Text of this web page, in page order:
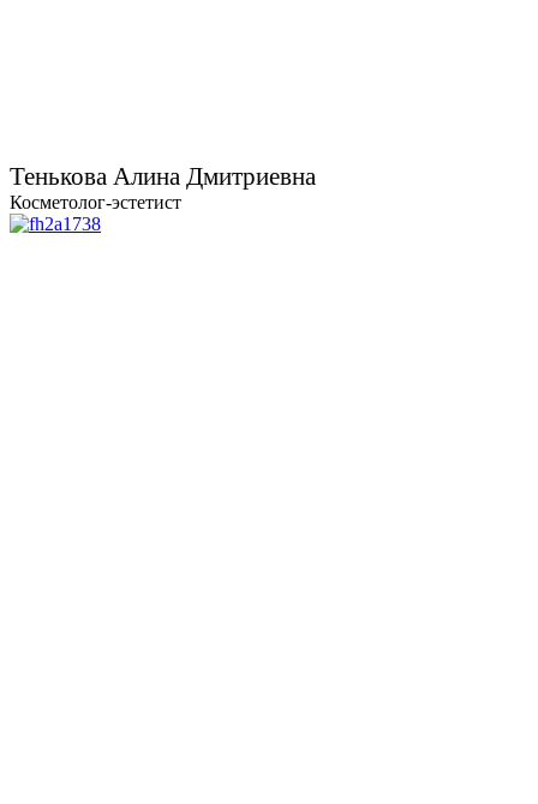
Тенькова Алина Дмитриевна
Косметолог-эстетист